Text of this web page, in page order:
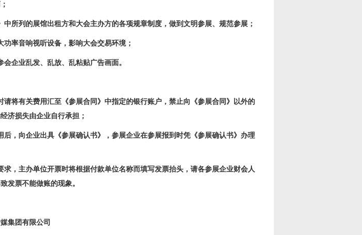
中所列的展馆出租方和大会主办方的各项规章制度，做到文明参展、规范参展；
功率音响视听设备，影响大会交易环境；
企业乱发、乱放、乱粘贴广告画面。
请将有关费用汇至《参展合同》中指定的银行账户，禁止向《参展合同》以外的
济损失由企业自行承担；
后，向企业出具《参展确认书》，参展企业在参展报到时凭《参展确认书》办理
求，主办单位开票时将根据付款单位名称而填写发票抬头，请各参展企业财会人
发票不能做账的现象。
集团有限公司